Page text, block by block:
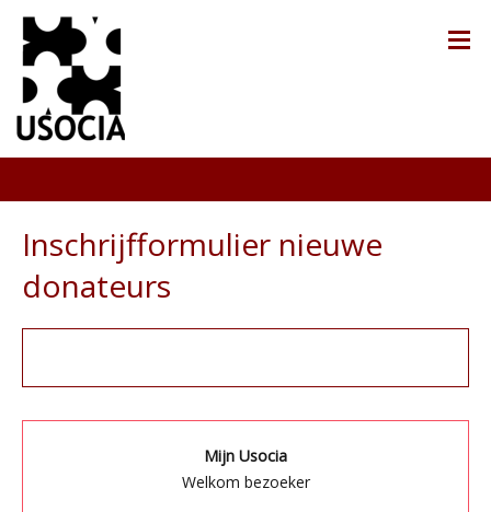
Inschrijfformulier nieuwe
donateurs
Mijn Usocia
Welkom bezoeker